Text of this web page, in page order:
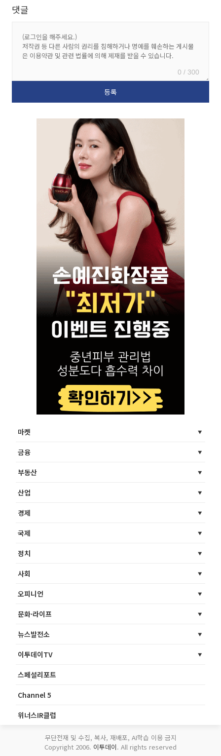
댓글
0 / 300
마켓
금융
부동산
산업
경제
국제
정치
사회
오피니언
문화·라이프
뉴스발전소
이투데이TV
스페셜리포트
Channel 5
위너스IR클럽
무단전재 및 수집, 복사, 재배포, AI학습 이용 금지
Copyright 2006. 이투데이. All rights reserved